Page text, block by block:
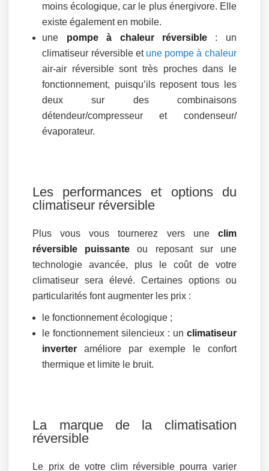
moins écologique, car le plus énergivore. Elle
existe également en mobile.
une pompe à chaleur réversible: un
climatiseur réversible et une pompe à chaleur
air-air réversible sont très proches dans le
fonctionnement, puisqu’ils reposent tous les
deux sur des combinaisons
détendeur/compresseur et condenseur/
évaporateur.
Les performances et options du
climatiseur réversible
Plus vous vous tournerez vers une clim
réversible puissante ou reposant sur une
technologie avancée, plus le coût de votre
climatiseur sera élevé. Certaines options ou
particularités font augmenter les prix :
le fonctionnement écologique ;
le fonctionnement silencieux : un climatiseur
inverter améliore par exemple le confort
thermique et limite le bruit.
La marque de la climatisation
réversible
Le prix de votre clim réversible pourra varier